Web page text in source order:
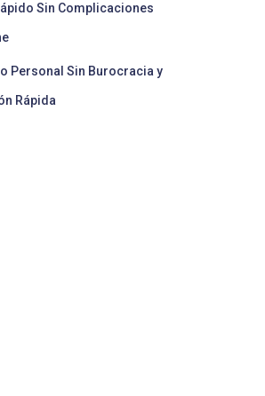
Sin Complicaciones
Personal Sin Burocracia y
Rápida